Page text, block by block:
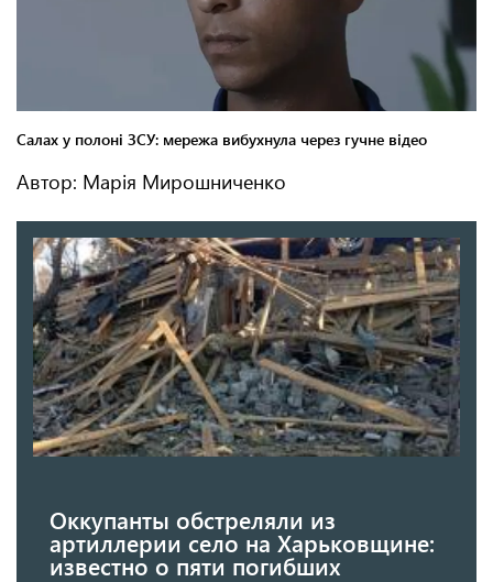
Автор: Марія Мирошниченко
Оккупанты обстреляли из
артиллерии село на Харьковщине:
известно о пяти погибших